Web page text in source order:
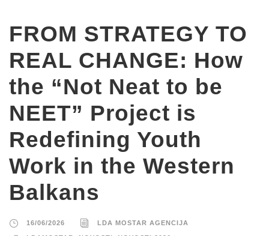
FROM STRATEGY TO
REAL CHANGE: How
the “Not Neat to be
NEET” Project is
Redefining Youth
Work in the Western
Balkans
16/06/2026 LDA MOSTAR AGENCIJA